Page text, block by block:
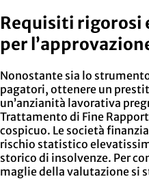
Requisiti rigorosi
per
Nonostante sia lo
pagatori, ottenere un
un’anzianità lavorativa
Trattamento di Fine
cospicuo. Le società
rischio statistico
storico di insolvenze. Per
maglie della valutazione si